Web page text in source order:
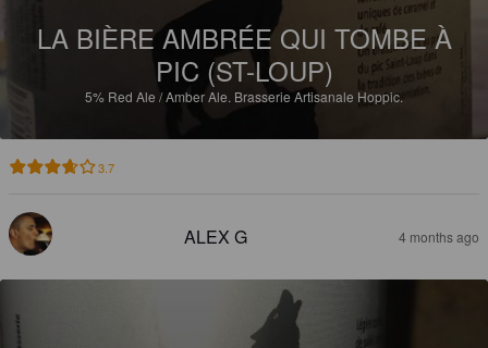
LA BIÈRE AMBRÉE QUI TOMBE À
PIC (ST-LOUP)
5% Red Ale / Amber Ale. Brasserie Artisanale Hoppic.
3.7
ALEX G 4 months ago